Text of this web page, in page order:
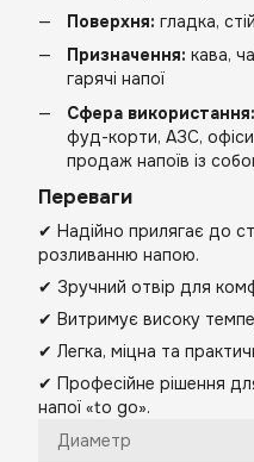
Поверхня: гладка,
Призначення: кава,
гарячі напої
Сфера використання:
фуд-корти, АЗС,
продаж напоїв із
Переваги
✔ Надійно прилягає до
розливанню напою.
✔ Зручний отвір для
✔ Витримує високу
✔ Легка, міцна та
✔ Професійне рішення
напої «to go».
Диаметр